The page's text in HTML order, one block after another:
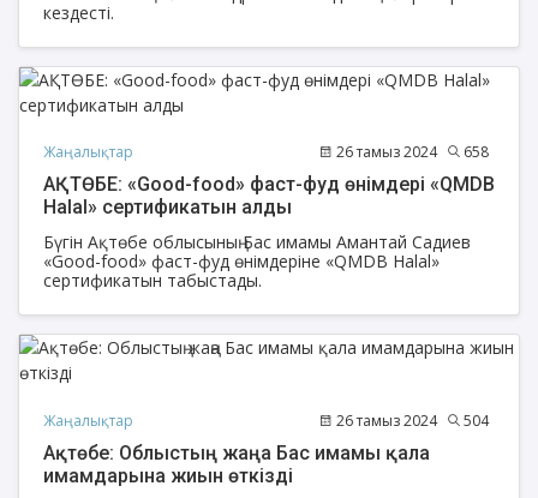
кездесті.
Жаңалықтар 26 тамыз 2024 658
АҚТӨБЕ: «Good-food» фаст-фуд өнімдері «QMDB
Halal» сертификатын алды
Бүгін Ақтөбе облысының Бас имамы Амантай Садиев
«Good-food» фаст-фуд өнімдеріне «QMDB Halal»
сертификатын табыстады.
Жаңалықтар 26 тамыз 2024 504
Ақтөбе: Облыстың жаңа Бас имамы қала
имамдарына жиын өткізді